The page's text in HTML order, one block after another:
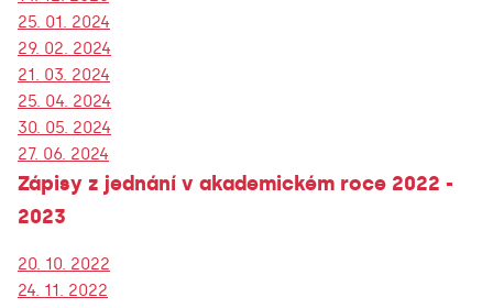
25. 01. 2024
29. 02. 2024
21. 03. 2024
25. 04. 2024
30. 05. 2024
27. 06. 2024
Zápisy z jednání v akademickém roce 2022 -
2023
20. 10. 2022
24. 11. 2022